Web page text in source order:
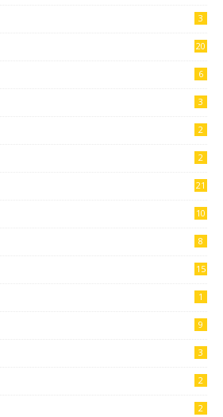
3
20
6
3
2
2
21
10
8
15
1
9
3
2
2